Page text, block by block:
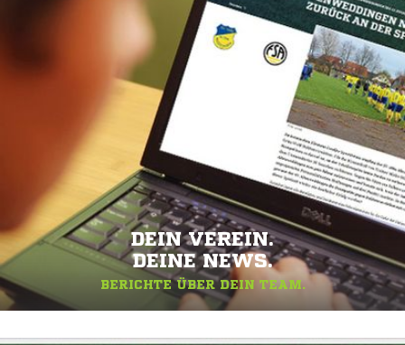
DEIN VEREIN.
DEINE NEWS.
BERICHTE ÜBER DEIN TEAM.